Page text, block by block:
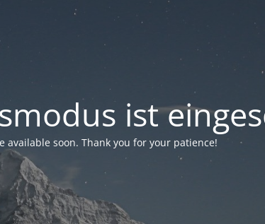
ist
available soon. Thank you for your patience!